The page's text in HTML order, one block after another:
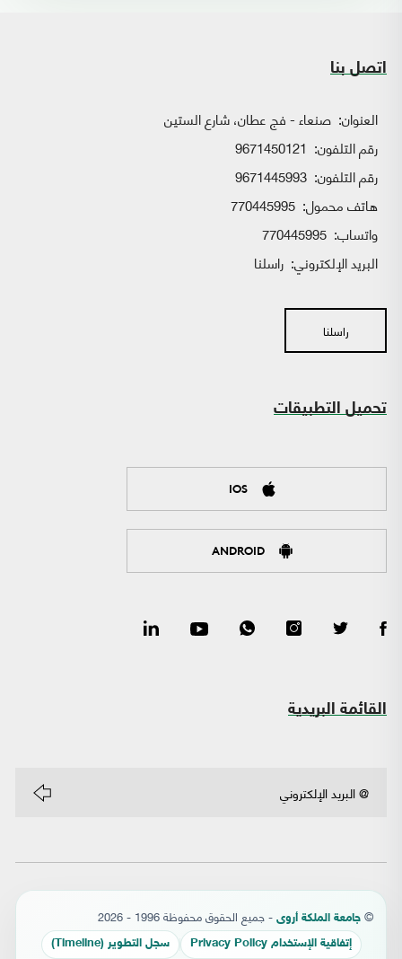
اتصل بنا
العنوان: صنعاء - فج عطان، شارع الستين
رقم التلفون: 9671450121
رقم التلفون: 9671445993
هاتف محمول: 770445995
واتساب:
البريد الإلكتروني: راسلنا
راسلنا
تحميل التطبيقات
IOS
ANDROID
القائمة البريدية
© جامعة الملكة أروى - جميع الحقوق محفوظة 1996 - 2026
إتفاقية الإستخدام Privacy Policy سجل التطوير (Timeline)